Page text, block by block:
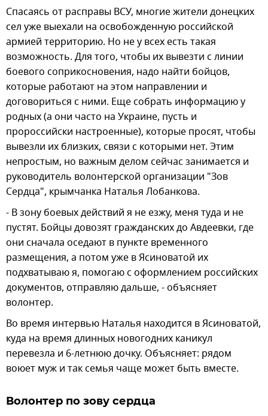
Спасаясь от расправы ВСУ, многие жители донецких
сел уже выехали на освобожденную российской
армией территорию. Но не у всех есть такая
возможность. Для того, чтобы их вывезти с линии
боевого соприкосновения, надо найти бойцов,
которые работают на этом направлении и
договориться с ними. Еще собрать информацию у
родных (а они часто на Украине, пусть и
пророссийски настроенные), которые просят, чтобы
вывезли их близких, связи с которыми нет. Этим
непростым, но важным делом сейчас занимается и
руководитель волонтерской организации "Зов
Сердца", крымчанка Наталья Лобанкова.
- В зону боевых действий я не езжу, меня туда и не
пустят. Бойцы довозят гражданских до Авдеевки, где
они сначала оседают в пункте временного
размещения, а потом уже в Ясиноватой их
подхватываю я, помогаю с оформлением российских
документов, отправляю дальше, - объясняет
волонтер.
Во время интервью Наталья находится в Ясиноватой,
куда на время длинных новогодних каникул
перевезла и 6-летнюю дочку. Объясняет: рядом
воюет муж и так семья чаще может быть вместе.
Волонтер по зову сердца